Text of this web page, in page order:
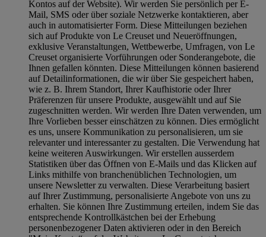
Kontos auf der Website). Wir werden Sie persönlich per E-
Mail, SMS oder über soziale Netzwerke kontaktieren, aber
auch in automatisierter Form. Diese Mitteilungen beziehen
sich auf Produkte von Le Creuset und Neueröffnungen,
exklusive Veranstaltungen, Wettbewerbe, Umfragen, von Le
Creuset organisierte Vorführungen oder Sonderangebote, die
Ihnen gefallen könnten. Diese Mitteilungen können basierend
auf Detailinformationen, die wir über Sie gespeichert haben,
wie z. B. Ihrem Standort, Ihrer Kaufhistorie oder Ihrer
Präferenzen für unsere Produkte, ausgewählt und auf Sie
zugeschnitten werden. Wir werden Ihre Daten verwenden, um
Ihre Vorlieben besser einschätzen zu können. Dies ermöglicht
es uns, unsere Kommunikation zu personalisieren, um sie
relevanter und interessanter zu gestalten. Die Verwendung hat
keine weiteren Auswirkungen. Wir erstellen ausserdem
Statistiken über das Öffnen von E-Mails und das Klicken auf
Links mithilfe von branchenüblichen Technologien, um
unsere Newsletter zu verwalten. Diese Verarbeitung basiert
auf Ihrer Zustimmung, personalisierte Angebote von uns zu
erhalten. Sie können Ihre Zustimmung erteilen, indem Sie das
entsprechende Kontrollkästchen bei der Erhebung
personenbezogener Daten aktivieren oder in den Bereich